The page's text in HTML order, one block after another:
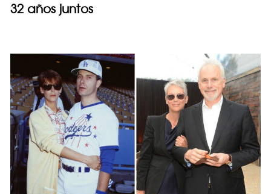
32 años juntos